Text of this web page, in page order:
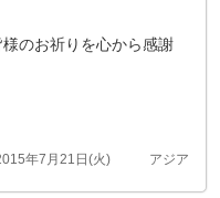
のお祈りを心から感謝
年7月21日(火) アジア